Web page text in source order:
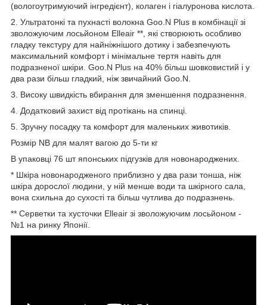
(вологоутримуючий інгредієнт), колаген і гіалуронова кислота.
2. Ультратонкі та пухнасті волокна Goo.N Plus в комбінації зі
зволожуючим лосьйоном Elleair **, які створюють особливо
гладку текстуру для найніжнішого дотику і забезпечують
максимальний комфорт і мінімальне тертя навіть для
подразненої шкіри. Goo.N Plus на 40% більш шовковистий і у
два рази більш гладкий, ніж звичайний Goo.N.
3. Високу швидкість вбирання для зменшення подразнення.
4. Додатковий захист від протікань на спинці.
5. Зручну посадку та комфорт для маленьких животиків.
Розмір NB для малят вагою до 5-ти кг
В упаковці 76 шт японських підгузків для новонароджених.
* Шкіра новонародженого приблизно у два рази тонша, ніж
шкіра дорослої людини, у ній менше води та шкірного сала,
вона схильна до сухості та більш чутлива до подразнень.
** Серветки та хусточки Elleair зі зволожуючим лосьйоном -
№1 на ринку Японії.